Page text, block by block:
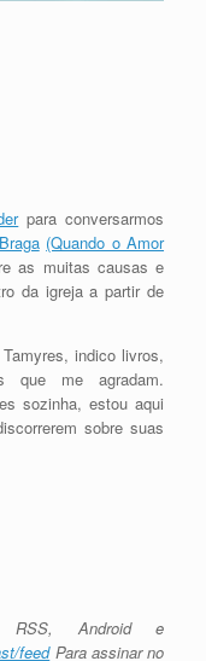
para conversarmos
(Quando o Amor
as muitas causas e
da igreja a partir de
indico livros,
que me agradam.
sozinha, estou aqui
sobre suas
RSS, Android e
feedPara assinar no